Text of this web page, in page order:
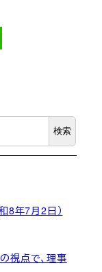
検索
8年7月2日）
視点で、理事